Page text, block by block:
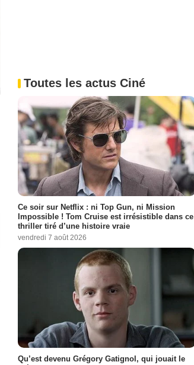
Toutes les actus Ciné
Ce soir sur Netflix : ni Top Gun, ni Mission
Impossible ! Tom Cruise est irrésistible dans ce
thriller tiré d’une histoire vraie
vendredi 7 août 2026
Qu’est devenu Grégory Gatignol, qui jouait le